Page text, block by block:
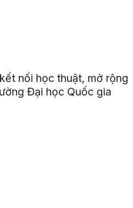
nối học thuật, mở rộng
Đại học Quốc gia